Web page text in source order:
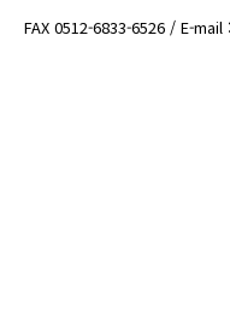
FAX 0512-6833-6526 / E-